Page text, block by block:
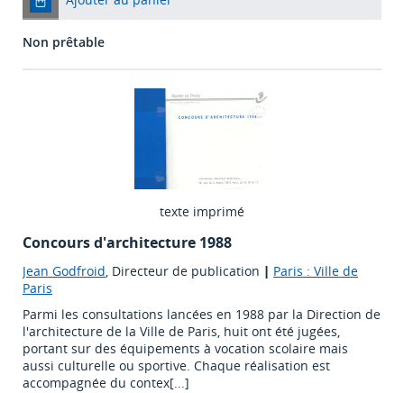
Non prêtable
texte imprimé
Concours d'architecture 1988
Jean Godfroid, Directeur de publication | Paris : Ville de
Paris
Parmi les consultations lancées en 1988 par la Direction de
l'architecture de la Ville de Paris, huit ont été jugées,
portant sur des équipements à vocation scolaire mais
aussi culturelle ou sportive. Chaque réalisation est
accompagnée du contex[...]